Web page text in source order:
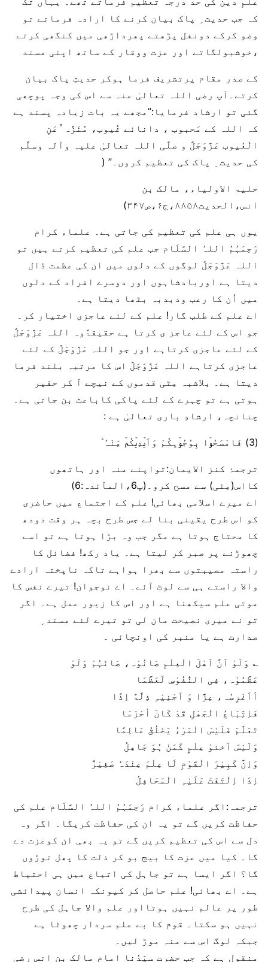
کہ جب حدیث ِ پاک بیان کرنے کا ارادہ فرماتے تو
وضو کرکے دونفل پڑھتے پھرداڑھی میں کنگھی کرتے
،خوشبولگاتے اور عزت ووقار کے ساتھ اپنی مسند
کے صدر مقام پرتشریف فرما ہوکر حدیثِ پاک بیان
کرتے۔آپ رضی اللہ تعالیٰ عنہ سے اس کی وجہ پوچھی
گئی تو ارشاد فرمایا:”مجھے یہ بات زیادہ پسند ہے
کہ اللہ کے مَحبوب ، دانائے غُیوب، مُنَزَّہ ٌعَنِ
الْعُیوب عَزَّوَجَلَّ و صلَّی اللہ تعالیٰ علیہ وآلہ وسلَّم
کی حدیث ِ پاک کی تعظیم کروں۔” (
حلیۃ الاولیاء، مالک بن
انس،الحدیث۸۸۵۸،ج۶،ص۳۴۷)
یوں ہی علم کی تعظیم کی جاتی ہے۔ علماء کرام
رَحِمَہُمُ اللہُ السَّلَام جب علم کی تعظیم کرتے ہیں تو
اللہ عَزَّوَجَلَّ لوگوں کے دلوں میں ان کی عظمت ڈال
دیتا ہے اوربادشاہوں اور دوسرے افراد کے دلوں
میں اُن کا رعب ودبدبہ بٹھا دیتا ہے۔
اے علم کے طلب گار! علم کے لئے عاجزی اختیار کر۔
جو اس کے لئے عاجز ی کرتا ہے حقیقۃًوہ اللہ عَزَّوَجَلَّ
کے لئے عاجزی کرتاہے اور جو اللہ عَزَّوَجَلَّ کے لئے
عاجزی کرتاہے اللہ عَزَّوَجَلَّ اس کا مرتبہ بلند فرما
دیتا ہے۔ بلاشبہ مِٹی قدموں کے نیچے آ کر حقیر
ہوتی ہے تو چہرے کے لئے پاکی کاباعث بن جاتی ہے۔
چنانچہ، ارشادِ باری تعالیٰ ہے :
(3) فَامْسَحُوۡا بِوُجُوۡہِکُمْ وَاَیۡدِیۡکُمۡ مِّنْہُ ؕ
ترجمۂ کنز الایمان:تواپنے منہ اور ہاتھوں
کااس(مِٹی) سے مسح کرو۔(پ6،المآئدہ:6)
اے میرے اسلامی بھائی! علم کے اجتماع میں حاضری
کو اس طرح یقینی بنا لے جس طرح بچہ ہر وقت دودھ
کا محتاج ہوتا ہے مگر جب وہ بڑا ہوتا ہے تو اسے
چھوڑنے پر صبر کر لیتا ہے۔ یاد رکھ! فضائل کا
راستہ مصیبتوں سے بھرا ہواہے تاکہ ناپختہ ارادے
والا راستے ہی سے لوٹ آئے۔ اے نوجوان! تیرے نفس کا
موتی علم سیکھنا ہے اور اس کا زیور عمل ہے۔ اگر
تو نے میری نصیحت مان لی تو تیرے لئے مسند ِ
صدارت ہے یا منبر کی اونچائی ۔
؎ وَلَوْ اَنَّ اَھْلَ الْعِلْمِ صَانُوْہ، صَانَہُمْ وَلَوْ
عَظَّمُوْہ، فِی النُّفُوْسِ لَعَظَّمَا
أاَغْرِسُہ، عِزًّا وَ اَجْنِیْہِ ذِلَّۃً اِذًا
فَاِتِّبَاعُ الْجَھْلِ قَدْ کَانَ أحْزَمَا
تَعَلَّمَ فَلَیْسَ الْمَرْءُ یَخْلُقُ عَالِمًا
وَلَیْسَ اَخئوْ عِلْمٍ کَمَنْ ہُوَ جَاھِلُ
وَاِنَّ کَبِیْرَ الْقَوْمِ لَا عِلْمَ عِنْدَہٗ صَغِیْرٌ
اِذَا اِلْتَفَتَ عَلَیْہِ الْمَحَافِلُ
ترجمہ:اگر علماء کرام رَحِمَہُمُ اللہُ السَّلَام علم کی
حفاظت کريں گے تو یہ ان کی حفاظت کریگا۔ اگر وہ
دل سے اس کی تعظیم کریں گے تو یہ بھی ان کوعزت دے
گا۔ کیا میں عزت کا بیج بو کر ذلت کا پھل توڑوں
گا؟ اگر ایسا ہے تو جاہل کی اتباع میں ہی احتیاط
ہے۔ اے بھائی! علم حاصل کر کیونکہ انسان پیدائشی
طور پر عالم نہیں ہوتااور علم والا جاہل کی طرح
نہیں ہو سکتا۔ قوم کا بے علم سردار چھوٹا ہے
جبکہ لوگ اس سے منہ موڑ لیں۔
منقول ہے کہ جب حضرت سیِّدُنا امام مالک بن انس رضی